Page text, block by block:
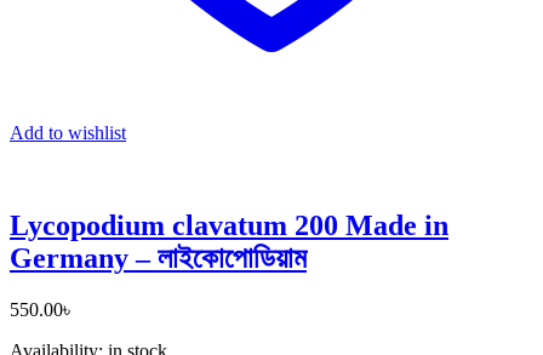
Add to wishlist
Lycopodium clavatum 200 Made in
Germany – লাইকোপোডিয়াম
550.00৳
Availability: in stock